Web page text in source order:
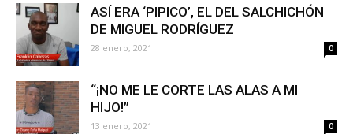
ASÍ ERA ‘PIPICO’, EL DEL SALCHICHÓN
DE MIGUEL RODRÍGUEZ
28 enero, 2021 0
“¡NO ME LE CORTE LAS ALAS A MI
HIJO!”
13 enero, 2021 0